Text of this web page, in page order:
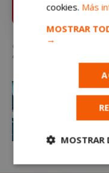
Pulsa la estrella y recibe
instante
Qué hacer este fin de semana
dinosaurios, circo de calle y
cookies. Más
MOSTRAR
→
MOSTRAR
Cookies